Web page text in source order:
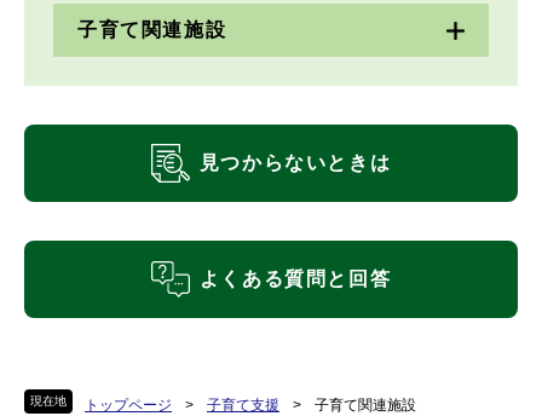
現在地 トップページ > 子育て支援 > 子育て関連施設
子育て関連施設
見つからないときは
よくある質問と回答